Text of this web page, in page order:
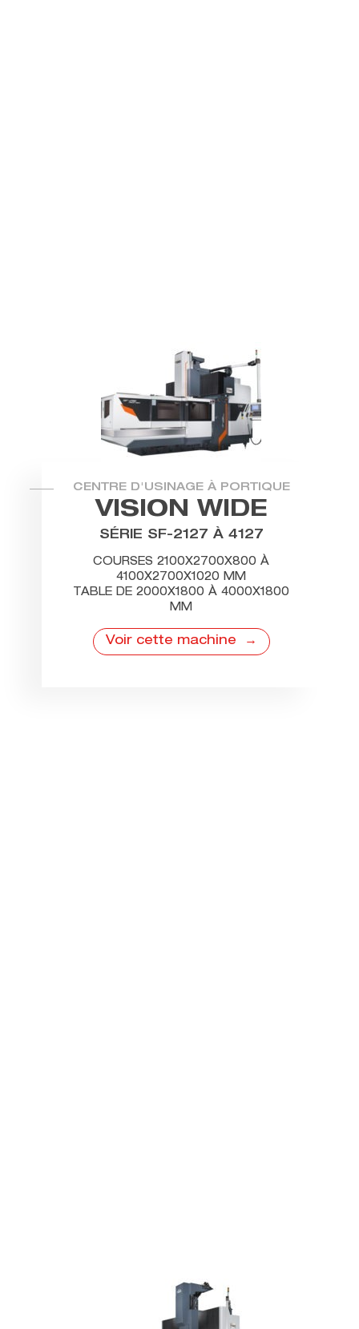
CENTRE D'USINAGE À PORTIQUE
VISION WIDE
SÉRIE SF-2127 À 4127
COURSES 2100X2700X800 À
4100X2700X1020 MM
TABLE DE 2000X1800 À 4000X1800
MM
Voir cette machine